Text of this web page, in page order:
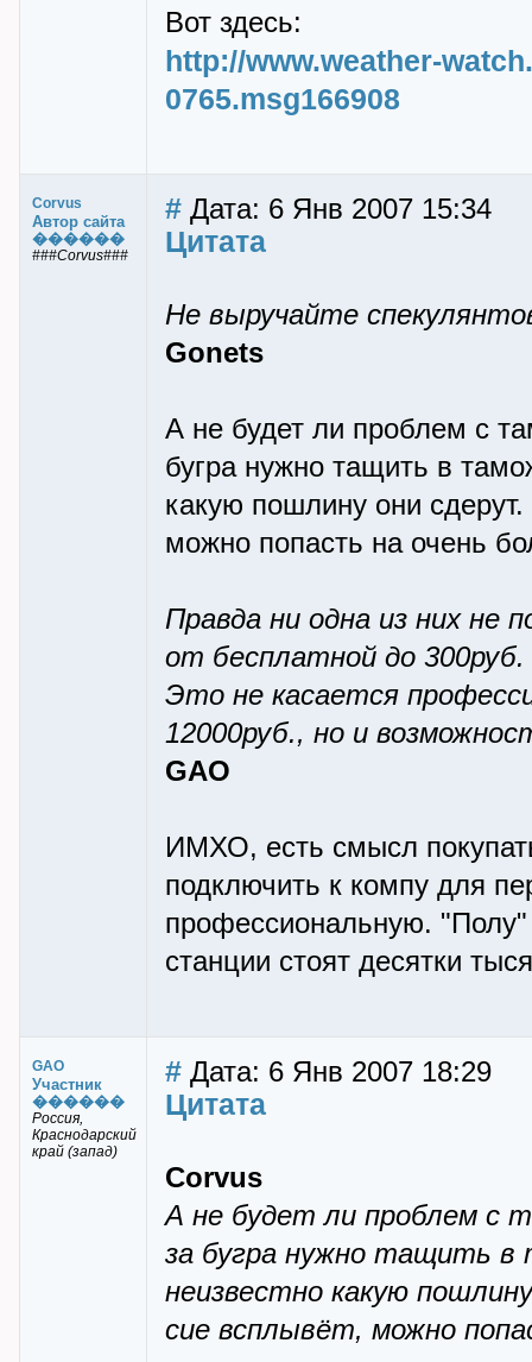
Вот здесь:
http://www.weather-
0765.msg166908
Corvus
Автор сайта
������
###Corvus###
# Дата: 6 Янв 2007 15:34
Цитата
Не выручайте
Gonets
А не будет ли проблем с
бугра нужно тащить в
какую пошлину они
можно попасть на очень
Правда ни одна из них не
от бесплатной до 300руб.
Это не касается
12000руб., но и
GAO
ИМХО, есть смысл
подключить к компу для
профессиональную.
станции стоят десятки
GAO
Участник
������
Россия,
Краснодарский
край (запад)
# Дата: 6 Янв 2007 18:29
Цитата
Corvus
А не будет ли проблем с
за бугра нужно тащить
неизвестно какую
сие всплывёт, можно